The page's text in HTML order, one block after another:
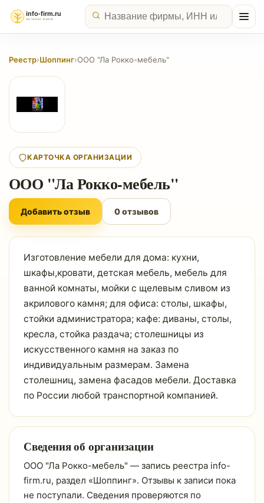
Реестр›Шоппинг›ООО "Ла Рокко-мебель"
КАРТОЧКА ОРГАНИЗАЦИИ
ООО "Ла Рокко-мебель"
Добавить отзыв 0 отзывов
Изготовление мебели для дома: кухни,
шкафы,кровати, детская мебель, мебель для
ванной комнаты, мойки с щелевым сливом из
акрилового камня; для офиса: столы, шкафы,
стойки администратора; кафе: диваны, столы,
кресла, стойка раздача; столешницы из
искусственного камня на заказ по
индивидуальным размерам. Замена
столешниц, замена фасадов мебели. Доставка
по России любой транспортной компанией.
Сведения об организации
ООО "Ла Рокко-мебель" — запись реестра info-
firm.ru, раздел «Шоппинг». Отзывы к записи пока
не поступали. Сведения проверяются по